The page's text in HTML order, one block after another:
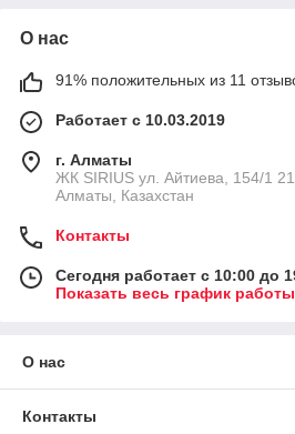
О нас
91% положительных из 11
Работает с 10.03.2019
г. Алматы
​ЖК SIRIUS​ ул. Айтиева, 154/1​
Алматы, Казахстан
Контакты
Сегодня работает с 10:00 до
Показать весь график работы
О нас
Контакты